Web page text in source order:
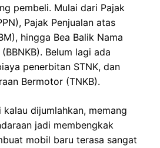
pembeli. Mulai dari Pajak
Pajak Penjualan atas
hingga Bea Balik Nama
Belum lagi ada
penerbitan STNK, dan
Bermotor (TNKB).
dijumlahkan, memang
jadi membengkak
mobil baru terasa sangat